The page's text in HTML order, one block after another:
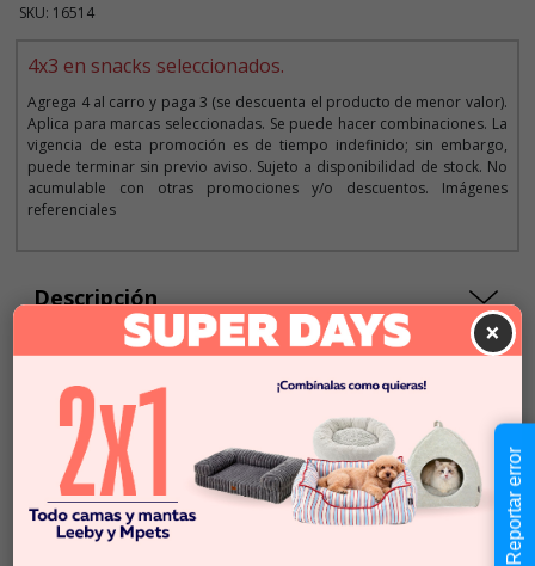
SKU: 16514
4x3 en snacks seleccionados.
Agrega 4 al carro y paga 3 (se descuenta el producto de menor valor).
Aplica para marcas seleccionadas. Se puede hacer combinaciones. La
vigencia de esta promoción es de tiempo indefinido; sin embargo,
puede terminar sin previo aviso. Sujeto a disponibilidad de stock. No
acumulable con otras promociones y/o descuentos. Imágenes
referenciales
Descripción
Cantidad:
- +
Este producto no está
disponible
Añadir al carrito
×
Reportar error